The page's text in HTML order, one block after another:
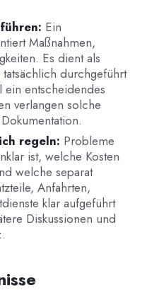
Ein
Maßnahmen,
Es dient als
durchgeführt
entscheidendes
verlangen solche
regeln: Probleme
ist, welche Kosten
welche separat
Anfahrten,
klar aufgeführt
Diskussionen und